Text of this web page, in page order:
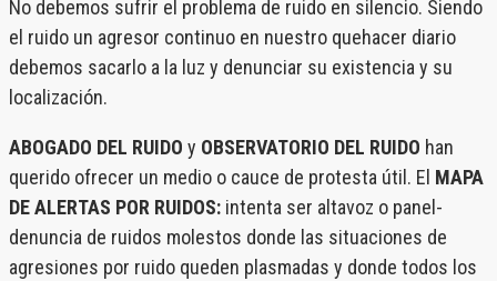
No debemos sufrir el problema de ruido en silencio. Siendo
el ruido un agresor continuo en nuestro quehacer diario
debemos sacarlo a la luz y denunciar su existencia y su
localización.
ABOGADO DEL RUIDO y OBSERVATORIO DEL RUIDO han
querido ofrecer un medio o cauce de protesta útil. El MAPA
DE ALERTAS POR RUIDOS: intenta ser altavoz o panel-
denuncia de ruidos molestos donde las situaciones de
agresiones por ruido queden plasmadas y donde todos los